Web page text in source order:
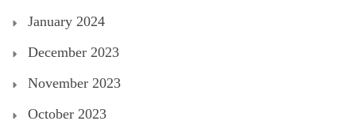
January 2024
December 2023
November 2023
October 2023